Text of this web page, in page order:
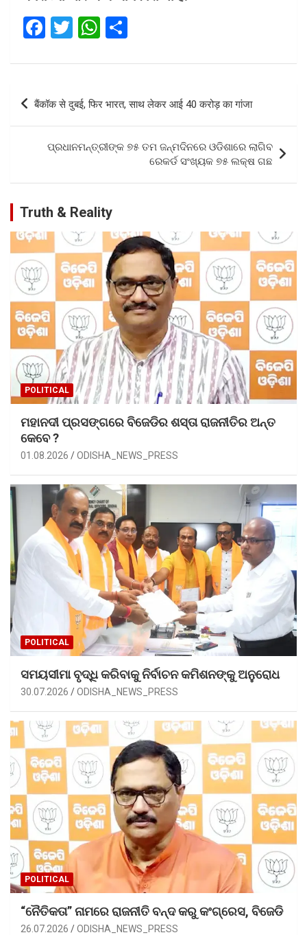
F
ce
b
o
o
k
T
tt
er
W
at
A
p
p
ar
Post
navigation
बैंकॉक से दुबई, फिर भारत, साथ लेकर आई 40 करोड़ का गांजा
ପ୍ରଧାନମନ୍ତ୍ରୀଙ୍କ ୭୫ ତମ ଜନ୍ମଦିନରେ ଓଡିଶାରେ ଲାଗିବ
ରେକର୍ଡ ସଂଖ୍ୟକ ୭୫ ଲକ୍ଷ ଗଛ
Truth & Reality
POLITICAL
ମହାନଦୀ ପ୍ରସଙ୍ଗରେ ବିଜେଡିର ଶସ୍ତା ରାଜନୀତିର ଅନ୍ତ
କେବେ ?
01.08.2026 ODISHA_NEWS_PRESS
POLITICAL
ସମୟସୀମା ବୃଦ୍ଧି କରିବାକୁ ନିର୍ବାଚନ କମିଶନଙ୍କୁ ଅନୁରୋଧ
30.07.2026 ODISHA_NEWS_PRESS
POLITICAL
“ନୈତିକତା” ନାମରେ ରାଜନୀତି ବନ୍ଦ କରୁ କଂଗ୍ରେସ, ବିଜେଡି
26.07.2026 ODISHA_NEWS_PRESS